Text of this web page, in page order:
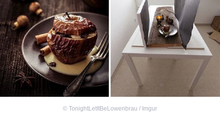
© TonightLetItBeLowenbrau / Imgur